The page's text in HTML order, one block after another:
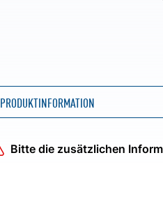
PRODUKTINFORMATION
Bitte die zusätzlichen